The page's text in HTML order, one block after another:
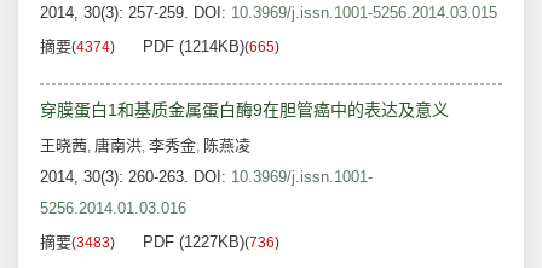
2014, 30(3): 257-259. DOI: 10.3969/j.issn.1001-5256.2014.03.015
摘要(4374) PDF (1214KB)(665)
穿膜蛋白1和基质金属蛋白酶9在胆管癌中的表达及意义
王晓茜, 唐南洪, 李秀金, 陈燕凌
2014, 30(3): 260-263. DOI: 10.3969/j.issn.1001-
5256.2014.01.03.016
摘要(3483) PDF (1227KB)(736)